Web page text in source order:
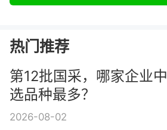
热门推荐
第12批国采，哪家企业中
选品种最多？
2026-08-02